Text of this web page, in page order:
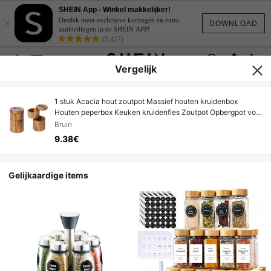
DOWNLOAD
×
SHEIN App - Winkel makkelijker!
Ontdek meer exclusieve kortingen en extra
aanbiedingen in de SHEIN APP!
(5,417)
Vergelijk
1 stuk Acacia hout zoutpot Massief houten kruidenbox
Houten peperbox Keuken kruidenfles Zoutpot Opbergpot voor
kruiden
Bruin
9.38€
Gelijkaardige items